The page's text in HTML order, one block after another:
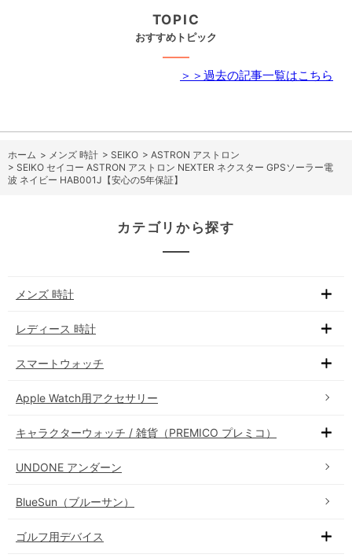
TOPIC
おすすめトピック
＞＞過去の記事一覧はこちら
ホーム > メンズ 時計 > SEIKO > ASTRON アストロン
> SEIKO セイコー ASTRON アストロン NEXTER ネクスター GPSソーラー電
波 ネイビー HAB001J【安心の5年保証】
カテゴリから探す
メンズ 時計
レディース 時計
スマートウォッチ
Apple Watch用アクセサリー
キャラクターウォッチ / 雑貨（PREMICO プレミコ）
UNDONE アンダーン
BlueSun（ブルーサン）
ゴルフ用デバイス